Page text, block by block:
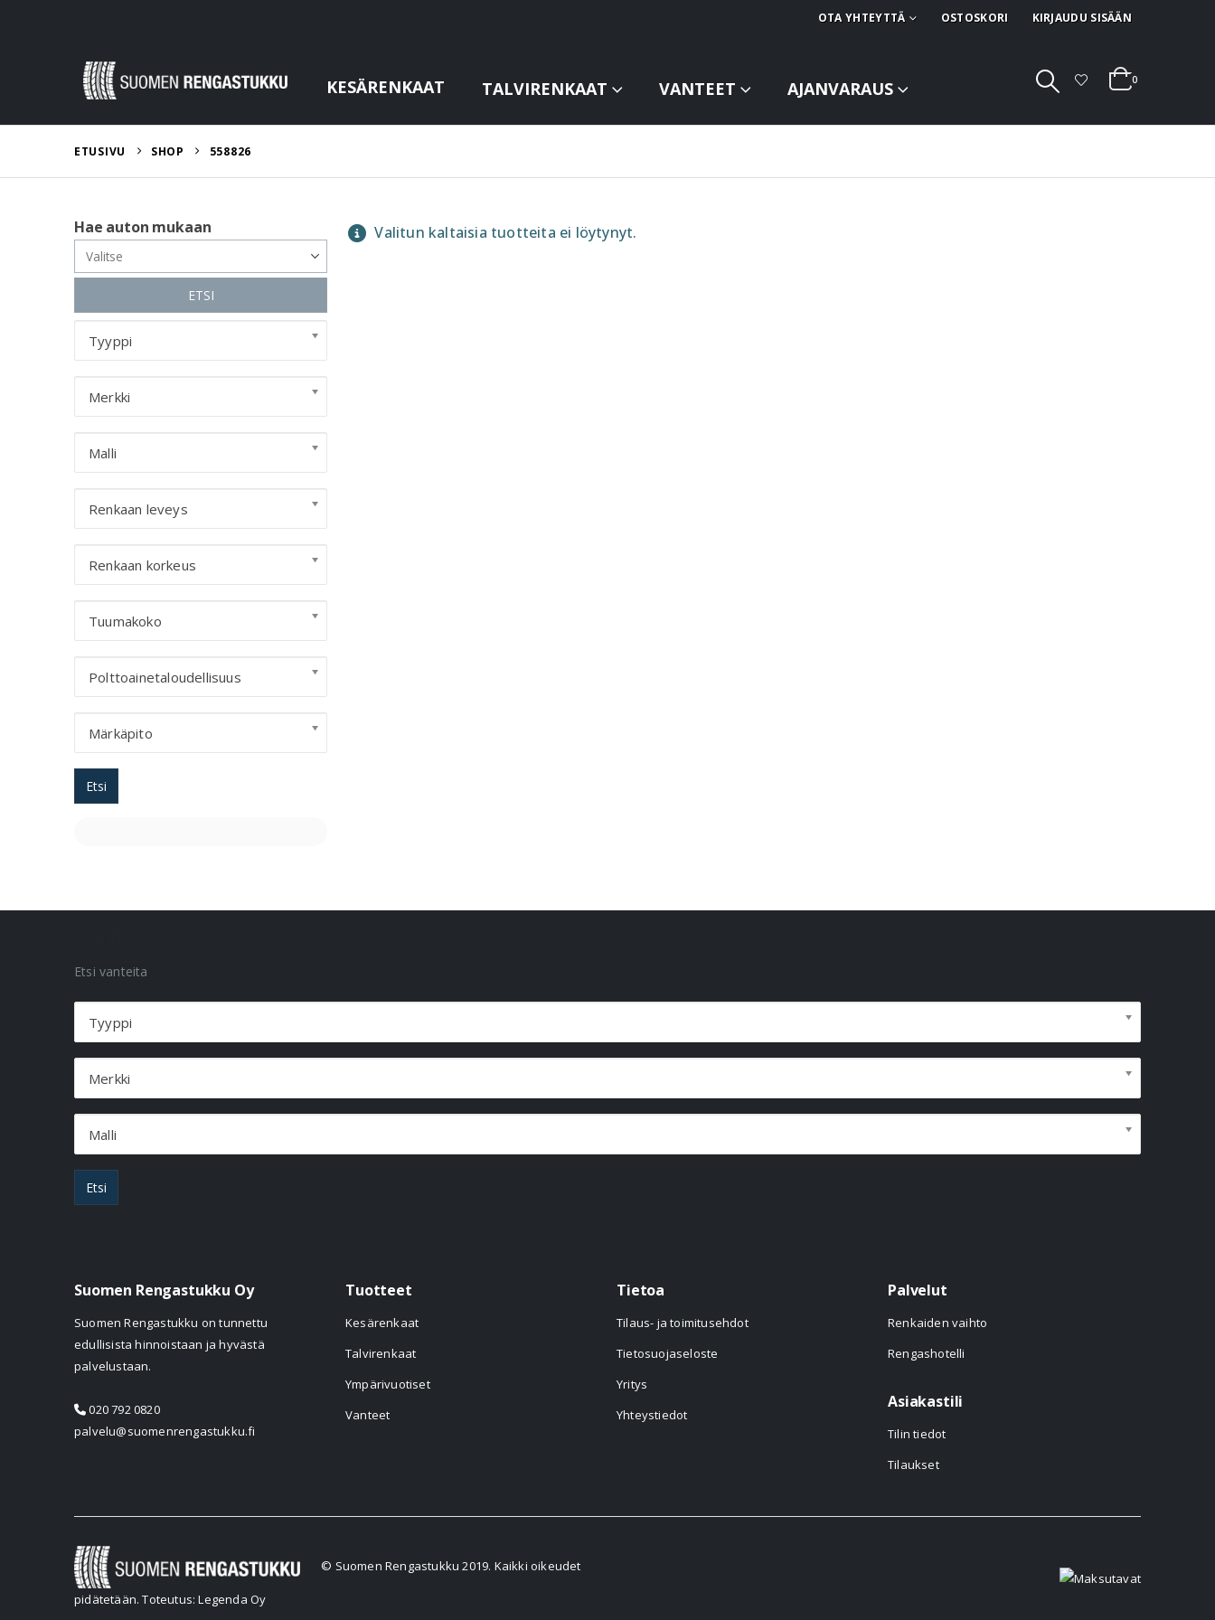
OTA YHTEYTTÄ OSTOSKORI KIRJAUDU SISÄÄN
KESÄRENKAAT TALVIRENKAAT VANTEET AJANVARAUS 0
ETUSIVU SHOP 558826
Valitun kaltaisia tuotteita ei löytynyt.
Hae auton mukaan
ETSI
Tyyppi
Merkki
Malli
Renkaan leveys
Renkaan korkeus
Tuumakoko
Polttoainetaloudellisuus
Märkäpito
Etsi
Etsi vanteita
Tyyppi
Merkki
Malli
Etsi
Suomen Rengastukku Oy
Suomen Rengastukku on tunnettu
edullisista hinnoistaan ja hyvästä
palvelustaan.
020 792 0820
palvelu@suomenrengastukku.fi
Tuotteet
Kesärenkaat
Talvirenkaat
Ympärivuotiset
Vanteet
Tietoa
Tilaus- ja toimitusehdot
Tietosuojaseloste
Yritys
Yhteystiedot
Palvelut
Renkaiden vaihto
Rengashotelli
Asiakastili
Tilin tiedot
Tilaukset
© Suomen Rengastukku 2019. Kaikki oikeudet
pidätetään.Toteutus: Legenda Oy